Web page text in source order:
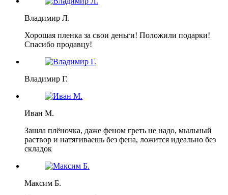
Владимир Л.
Хорошая пленка за свои деньги! Положили подарки!
Спасибо продавцу!
Владимир Г.
Иван М.
Зашла плёночка, даже феном греть не надо, мыльный
раствор и натягиваешь без фена, ложится идеально без
складок
Максим Б.